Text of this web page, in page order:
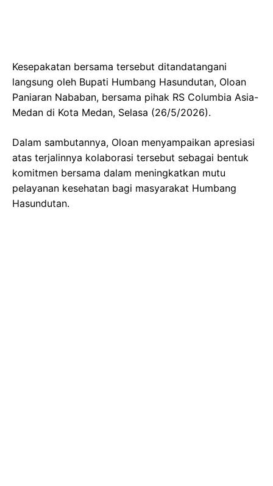
Kesepakatan bersama tersebut ditandatangani
langsung oleh Bupati Humbang Hasundutan, Oloan
Paniaran Nababan, bersama pihak RS Columbia Asia-
Medan di Kota Medan, Selasa (26/5/2026).
Dalam sambutannya, Oloan menyampaikan apresiasi
atas terjalinnya kolaborasi tersebut sebagai bentuk
komitmen bersama dalam meningkatkan mutu
pelayanan kesehatan bagi masyarakat Humbang
Hasundutan.